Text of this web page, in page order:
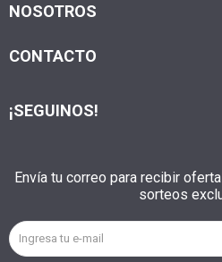
NOSOTROS
CONTACTO
Envía tu correo para recibir
sorteos
¡SEGUINOS!